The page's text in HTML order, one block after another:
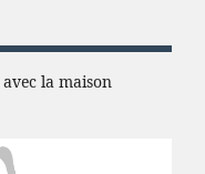
avec la maison